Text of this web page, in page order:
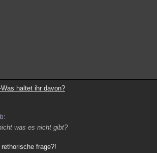
haltet ihr davon?
was es nicht gibt?
frage?!